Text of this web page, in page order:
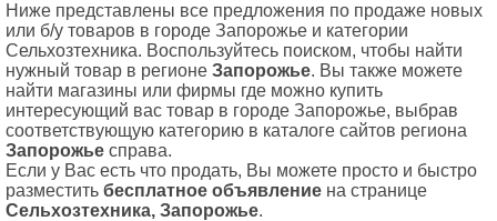
Ниже представлены все предложения по продаже новых
или б/у товаров в городе Запорожье и категории
Сельхозтехника. Воспользуйтесь поиском, чтобы найти
нужный товар в регионе Запорожье. Вы также можете
найти магазины или фирмы где можно купить
интересующий вас товар в городе Запорожье, выбрав
соответствующую категорию в каталоге сайтов региона
Запорожье справа.
Если у Вас есть что продать, Вы можете просто и быстро
разместить бесплатное объявление на странице
Сельхозтехника, Запорожье.